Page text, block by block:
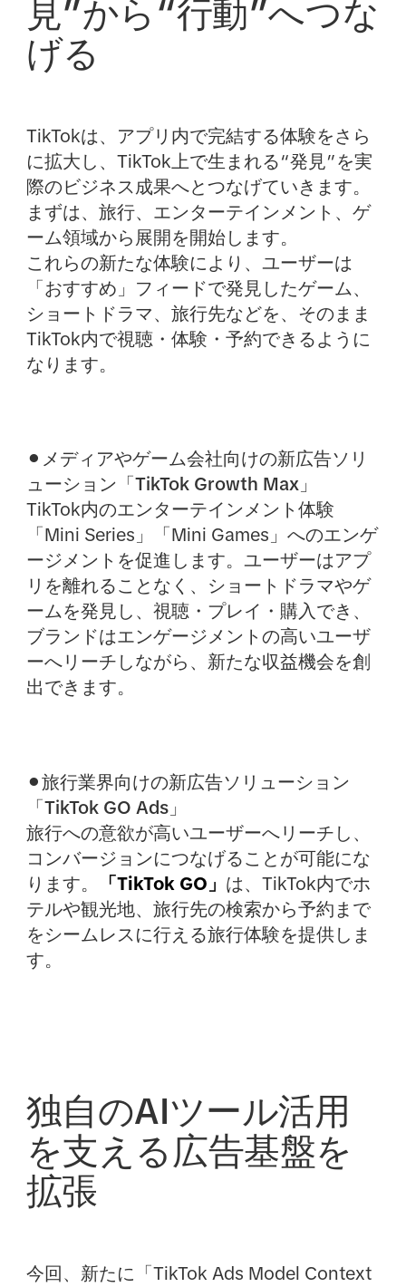
見”から“行動”へつな
げる
TikTokは、アプリ内で完結する体験をさら
に拡大し、TikTok上で生まれる“発見”を実
際のビジネス成果へとつなげていきます。
まずは、旅行、エンターテインメント、ゲ
ーム領域から展開を開始します。
これらの新たな体験により、ユーザーは
「おすすめ」フィードで発見したゲーム、
ショートドラマ、旅行先などを、そのまま
TikTok内で視聴・体験・予約できるように
なります。
⚫︎メディアやゲーム会社向けの新広告ソリ
ューション「TikTok Growth Max」
TikTok内のエンターテインメント体験
「Mini Series」「Mini Games」へのエンゲ
ージメントを促進します。ユーザーはアプ
リを離れることなく、ショートドラマやゲ
ームを発見し、視聴・プレイ・購入でき、
ブランドはエンゲージメントの高いユーザ
ーへリーチしながら、新たな収益機会を創
出できます。
⚫︎旅行業界向けの新広告ソリューション
「TikTok GO Ads」
旅行への意欲が高いユーザーへリーチし、
コンバージョンにつなげることが可能にな
ります。
「TikTok GO」 は、TikTok内でホ
テルや観光地、旅行先の検索から予約まで
をシームレスに行える旅行体験を提供しま
す。
独自のAIツール活用
を支える広告基盤を
拡張
今回、新たに「TikTok Ads Model Context